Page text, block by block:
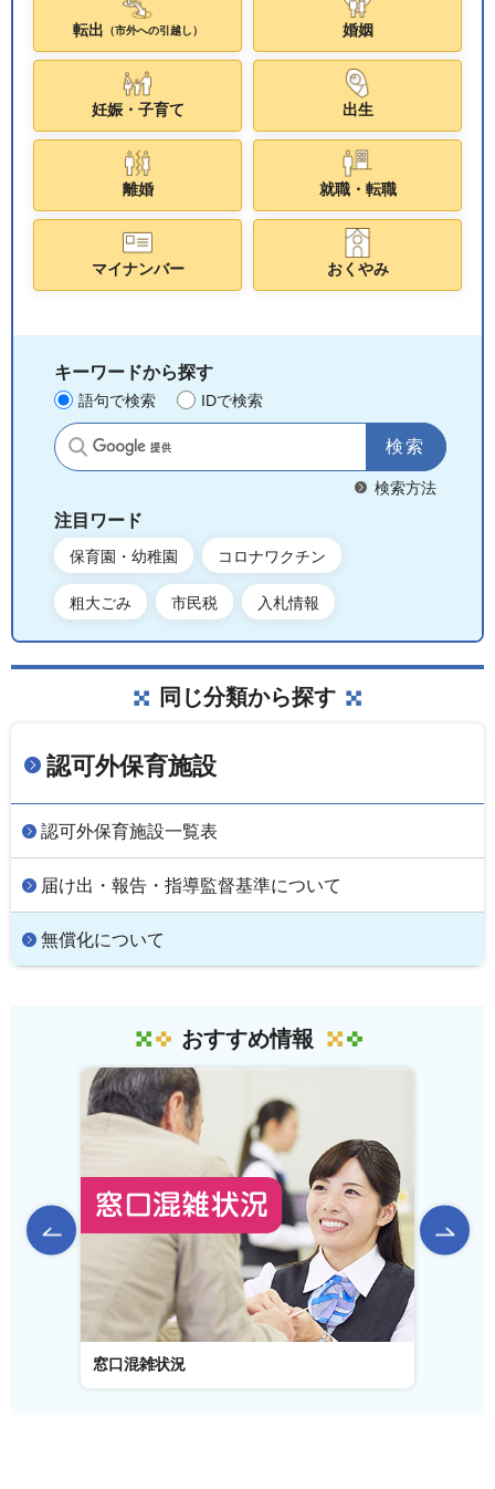
転出 （市外への引越し） 婚姻
妊娠・子育て 出生
離婚 就職・転職
マイナンバー おくやみ
キーワードから探す
語句で検索 IDで検索
サイト内検索
検索方法
注目ワード
保育園・幼稚園 コロナワクチン
粗大ごみ 市民税 入札情報
同じ分類から探す
認可外保育施設
認可外保育施設一覧表
届け出・報告・指導監督基準について
無償化について
おすすめ情報
前のスライドを表示
窓口混雑状況